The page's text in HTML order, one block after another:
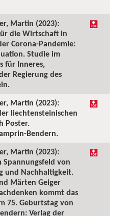
Martin (2023):
die Wirtschaft in
Corona-Pandemie:
Studie im
für Inneres,
Regierung des
Martin (2023):
liechtensteinischen
Poster.
Bendern.
Martin (2023):
von
und Nachhaltigkeit.
Märten Geiger
kommt das
75. Geburtstag von
Verlag der